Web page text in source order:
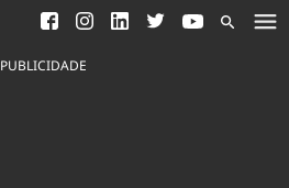
Saneamento
Indicadores
PUBLICIDADE